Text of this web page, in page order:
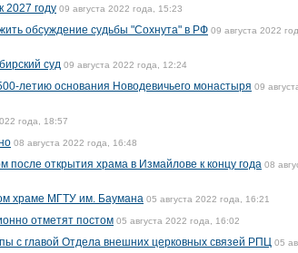
2027 году 09 августа 2022 года, 15:23
обсуждение судьбы "Сохнута" в РФ 09 августа 2022
суд 09 августа 2022 года, 12:24
летию основания Новодевичьего монастыря 09
года, 18:57
08 августа 2022 года, 16:48
после открытия храма в Измайлове к концу года 08
храме МГТУ им. Баумана 05 августа 2022 года, 16:21
отметят постом 05 августа 2022 года, 16:02
с главой Отдела внешних церковных связей РПЦ 05